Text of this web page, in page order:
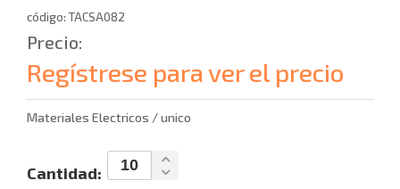
código: TACSA082
Precio:
Regístrese para ver el precio
Materiales Electricos / unico
Cantidad: